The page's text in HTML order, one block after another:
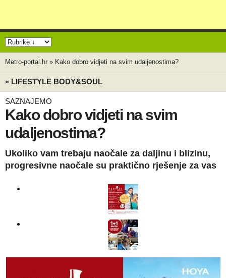
Metro-portal.hr » Kako dobro vidjeti na svim udaljenostima?
« LIFESTYLE BODY&SOUL
SAZNAJEMO
Kako dobro vidjeti na svim
udaljenostima?
Ukoliko vam trebaju naočale za daljinu i blizinu,
progresivne naočale su praktično rješenje za vas